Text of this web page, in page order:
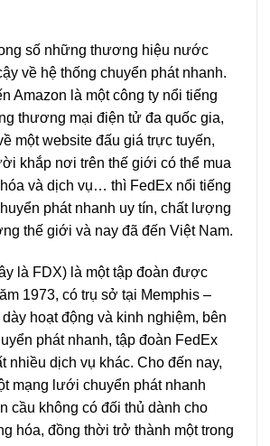
số những thương hiệu nước
về hệ thống chuyển phát nhanh.
Amazon là một công ty nổi tiếng
thương mại điện tử đa quốc gia,
một website đấu giá trực tuyến,
khắp nơi trên thế giới có thể mua
và dịch vụ… thì FedEx nổi tiếng
phát nhanh uy tín, chất lượng
thế giới và nay đã đến Việt Nam.
là FDX) là một tập đoàn được
1973, có trụ sở tại Memphis –
hoạt động và kinh nghiệm, bên
phát nhanh, tập đoàn FedEx
nhiều dịch vụ khác. Cho đến nay,
mạng lưới chuyển phát nhanh
cầu không có đối thủ dành cho
hóa, đồng thời trở thành một trong